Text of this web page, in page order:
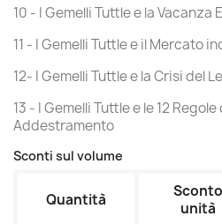
10 - I Gemelli Tuttle e la Vacanza
11 - I Gemelli Tuttle e il Mercato
12- I Gemelli Tuttle e la Crisi del
13 - I Gemelli Tuttle e le 12
Addestramento
Sconti sul volume
Quantità
Sconto
unità